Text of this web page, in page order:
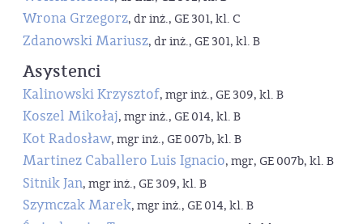
Wrona Grzegorz, dr inż., GE 301, kl. C
Zdanowski Mariusz, dr inż., GE 301, kl. B
Asystenci
Kalinowski Krzysztof, mgr inż., GE 309, kl. B
Koszel Mikołaj, mgr inż., GE 014, kl. B
Kot Radosław, mgr inż., GE 007b, kl. B
Martinez Caballero Luis Ignacio, mgr, GE 007b, kl. B
Sitnik Jan, mgr inż., GE 309, kl. B
Szymczak Marek, mgr inż., GE 014, kl. B